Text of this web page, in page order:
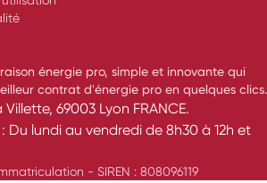
énergie pro, simple et innovante qui
contrat d'énergie pro en quelques clics.
69003 Lyon FRANCE.
Du lundi au vendredi de 8h30 à 12h et
- SIREN : 808096119